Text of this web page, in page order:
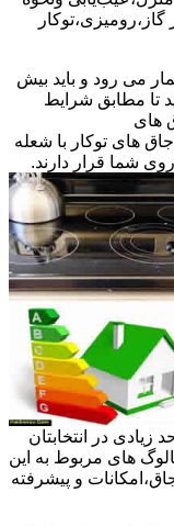
می رود و باید بیش
تا مطابق شرایط
های
های توکار با شعله
شما قرار دارند.
در انتخابتان
های مربوط به این
و پیشرفته